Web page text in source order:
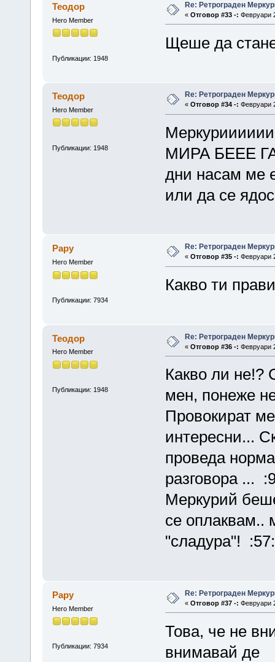
Теодор
Hero Member
Публикации: 1948
Re: Ретрограден
« Отговор #33 -: Февруари
Щеше да
Теодор
Hero Member
Публикации: 1948
Re: Ретрограден
« Отговор #34 -: Февруари
МИРА БЕЕЕ
дни насам ме
или да се
Papy
Hero Member
Публикации: 7934
Re: Ретрограден
« Отговор #35 -: Февруари
Какво ти
Теодор
Hero Member
Публикации: 1948
Re: Ретрограден
« Отговор #36 -: Февруари
Какво ли не!?
мен, понеже
Провокират
интересни...
проведа
разговора ...
Меркурий
се оплаквам..
"сладура"! :57:
Papy
Hero Member
Публикации: 7934
Re: Ретрограден
« Отговор #37 -: Февруари
Това, че не
внимавай де